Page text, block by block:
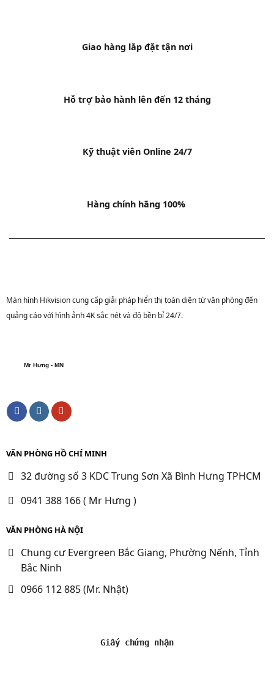
Giao hàng lắp đặt tận nơi
Hỗ trợ bảo hành lên đến 12 tháng
Kỹ thuật viên Online 24/7
Hàng chính hãng 100%
Màn hình Hikvision cung cấp giải pháp hiển thị toàn diện từ văn phòng đến
quảng cáo với hình ảnh 4K sắc nét và độ bền bỉ 24/7.
Mr Hưng - MN
VĂN PHÒNG HỒ CHÍ MINH
32 đường số 3 KDC Trung Sơn Xã Bình Hưng TPHCM
0941 388 166 ( Mr Hưng )
VĂN PHÒNG HÀ NỘI
Chung cư Evergreen Bắc Giang, Phường Nếnh, Tỉnh
Bắc Ninh
0966 112 885 (Mr. Nhật)
Giấy chứng nhận